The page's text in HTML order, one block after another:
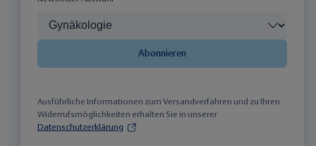
Abonnieren
Ausführliche Informationen zum Versandverfahren und zu Ihren
Widerrufsmöglichkeiten erhalten Sie in unserer
Datenschutzerklärung